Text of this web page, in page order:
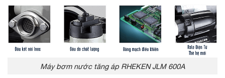
Máy bơm nước tăng áp RHEKEN JLM 600A